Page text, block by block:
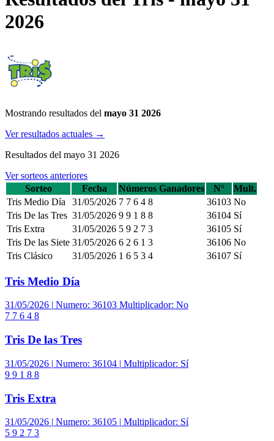
2026
Mostrando resultados del mayo 31 2026
Ver resultados actuales →
Resultados del mayo 31 2026
Ver sorteos anteriores
Sorteo
Fecha Números Ganadores N°
Mult.
Tris Medio Día
31/05/2026 7 7 6 4 8 36103 No
Tris De las Tres 31/05/2026 9 9 1 8 8 36104 Sí
Tris Extra
31/05/2026 5 9 2 7 3 36105 Sí
Tris De las Siete 31/05/2026 6 2 6 1 3 36106 No
Tris Clásico
31/05/2026 1 6 5 3 4 36107 Sí
Tris Medio Día
31/05/2026 | Numero: 36103 Multiplicador: No
7 7 6 4 8
Tris De las Tres
31/05/2026 | Numero: 36104 | Multiplicador: Sí
9 9 1 8 8
Tris Extra
31/05/2026 | Numero: 36105 | Multiplicador: Sí
5 9 2 7 3